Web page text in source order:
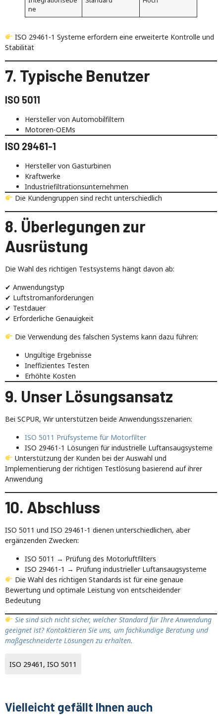
ne
ISO 29461-1 Systeme erfordern eine erweiterte Kontrolle und
Stabilität
7. Typische Benutzer
ISO 5011
Hersteller von Automobilfiltern
Motoren-OEMs
ISO 29461-1
Hersteller von Gasturbinen
Kraftwerke
Industriefiltrationsunternehmen
Die Kundengruppen sind recht unterschiedlich
8. Überlegungen zur
Ausrüstung
Die Wahl des richtigen Testsystems hängt davon ab:
✔ Anwendungstyp
✔ Luftstromanforderungen
✔ Testdauer
✔ Erforderliche Genauigkeit
Die Verwendung des falschen Systems kann dazu führen:
Ungültige Ergebnisse
Ineffizientes Testen
Erhöhte Kosten
9. Unser Lösungsansatz
Bei SCPUR, Wir unterstützen beide Anwendungsszenarien:
ISO 5011 Prüfsysteme für Motorfilter
ISO 29461-1 Lösungen für industrielle Luftansaugsysteme
Unterstützung der Kunden bei der Auswahl und
Implementierung der richtigen Testlösung basierend auf ihrer
Anwendung
10. Abschluss
ISO 5011 und ISO 29461-1 dienen unterschiedlichen, aber
ergänzenden Zwecken:
ISO 5011 → Prüfung des Motorluftfilters
ISO 29461-1 → Prüfung industrieller Luftansaugsysteme
Die Wahl des richtigen Standards ist für eine genaue
Bewertung und optimale Leistung von entscheidender
Bedeutung
Sie sind sich nicht sicher, welcher Standard für Ihre Anwendung
geeignet ist? Kontaktieren Sie uns, um fachkundige Beratung und
maßgeschneiderte Lösungen zu erhalten.
ISO 29461 , ISO 5011
Vielleicht gefällt Ihnen auch